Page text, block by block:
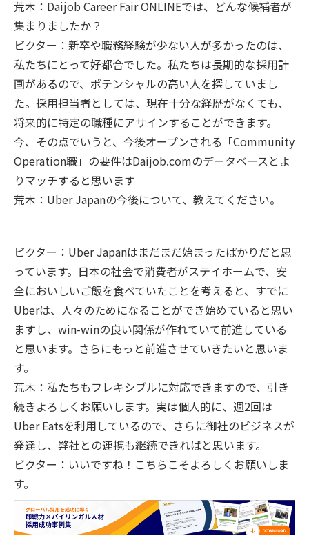
荒木：Daijob Career Fair ONLINEでは、どんな候補者が
集まりましたか？
ビクター：新卒や職務経験が少ない人が多かったのは、
私たちにとって好都合でした。私たちは長期的な採用計
画があるので、ポテンシャルの高い人を探していまし
た。採用担当者としては、現在十分な経歴がなくても、
将来的に特定の職種にアサインすることができます。
今、その点でいうと、今後オープンされる「Community
Operation職」の要件はDaijob.comのデータベースとよ
りマッチすると思います
荒木：Uber Japanの今後について、教えてください。
ビクター：Uber Japanはまだまだ始まったばかりだと思
っています。日本の社会で消費者がステイホームで、安
全においしいご飯を食べていたことを考えると、すでに
Uberは、人々のためになることができ始めていると思い
ますし、win-winの良い関係が作れていて前進している
と思います。さらにもっと前進させていきたいと思いま
す。
荒木：私たちもフレキシブルに対応できますので、引き
続きよろしくお願いします。実は個人的に、週2回は
Uber Eatsを利用しているので、さらに御社のビジネスが
発達し、弊社との連携も継続できればと思います。
ビクター：いいですね！こちらこそよろしくお願いしま
す。